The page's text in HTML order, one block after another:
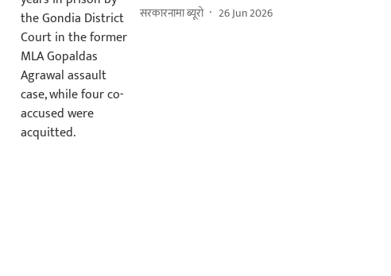
सरकारनामा ब्यूरो 26 Jun 2026